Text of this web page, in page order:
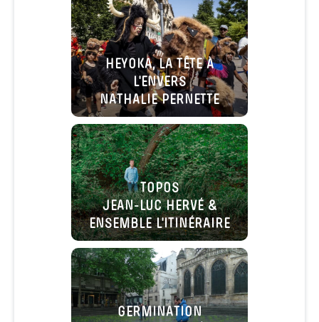
HEYOKA, LA TÊTE À
L'ENVERS
NATHALIE PERNETTE
TOPOS
JEAN-LUC HERVÉ &
ENSEMBLE L'ITINÉRAIRE
GERMINATION